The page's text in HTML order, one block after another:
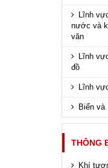
Lĩnh
nước và
văn
Lĩnh
đồ
Lĩnh
Biển và
THÔNG
Khí